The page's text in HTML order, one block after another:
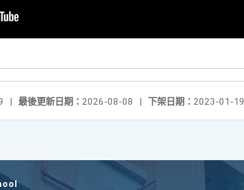
下架日期： 2023-01-19
最後更新日期： 2026-08-08 |
|